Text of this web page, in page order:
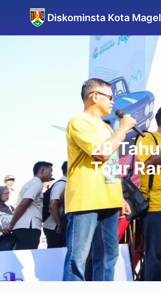
Diskominsta Kota
28
Tour